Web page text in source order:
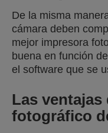
De la misma
cámara deben
mejor impresora
buena en función
el software que se
Las ventajas
fotográfico